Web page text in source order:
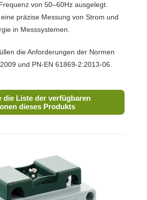
von 50–60Hz ausgelegt.
präzise Messung von Strom und
in Messsystemen.
die Anforderungen der Normen
und PN-EN 61869-2:2013-06.
die Liste der verfügbaren
dieses Produkts